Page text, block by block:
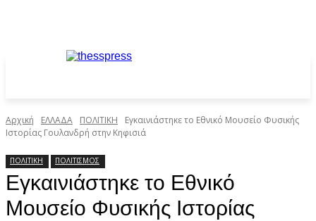
Αρχική ΕΛΛΑΔΑ ΠΟΛΙΤΙΚΗ
Εγκαινιάστηκε το Εθνικό Μουσείο Φυσικής
Ιστορίας Γουλανδρή στην Κηφισιά
ΠΟΛΙΤΙΚΗ ΠΟΛΙΤΙΣΜΟΣ
Εγκαινιάστηκε το Εθνικό
Μουσείο Φυσικής Ιστορίας